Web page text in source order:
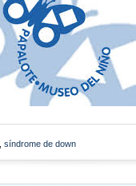
síndrome de down